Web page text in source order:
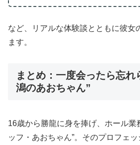
など、リアルな体験談とともに彼女
ます。
まとめ：一度会ったら忘れ
潟のあおちゃん”
16歳から勝龍に身を捧げ、ホール業
ッフ・あおちゃん”。そのプロフェ